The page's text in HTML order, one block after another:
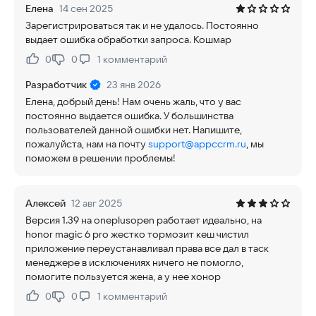
Елена 14 сен 2025
Зарегистрироваться так и не удалось. Постоянно
выдает ошибка обработки запроса. Кошмар
Нравится:
0Не нравится:
0 1 комментарий
Разработчик
23 янв 2026
Елена, добрый день! Нам очень жаль, что у вас
постоянно выдается ошибка. У большинства
пользователей данной ошибки нет. Напишите,
пожалуйста, нам на почту support@appccrm.ru, мы
поможем в решении проблемы!
Алексей 12 авг 2025
Версия 1.39 на oneplusopen работает идеально, на
honor magic 6 pro жестко тормозит кеш чистил
приложение переустанавливал права все дал в таск
менеджере в исключениях ничего не помогло,
помогите пользуется жена, а у нее хонор
Нравится:
0Не нравится:
0 1 комментарий